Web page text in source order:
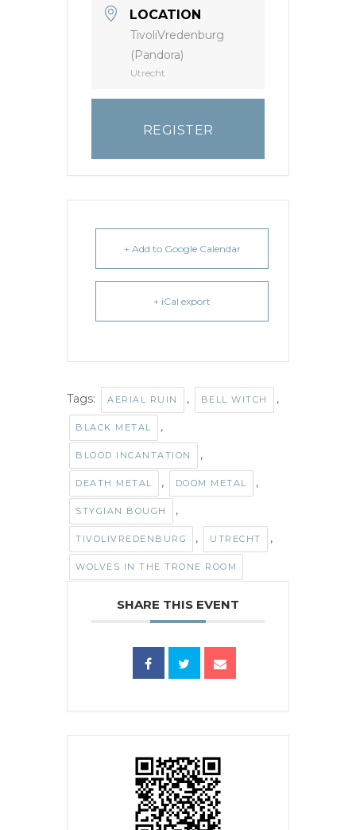
LOCATION
TivoliVredenburg
(Pandora)
Utrecht
REGISTER
+ Add to Google Calendar
+ iCal export
Tags: AERIAL RUIN , BELL WITCH ,
BLACK METAL ,
BLOOD INCANTATION ,
DEATH METAL , DOOM METAL ,
STYGIAN BOUGH ,
TIVOLIVREDENBURG , UTRECHT ,
WOLVES IN THE TRONE ROOM
SHARE THIS EVENT